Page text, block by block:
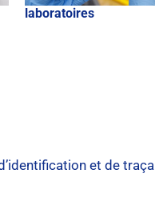
laboratoires
et de